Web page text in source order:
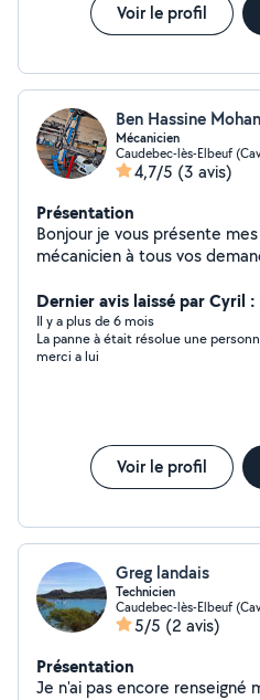
Voir le profil
Ben Hassine
Mécanicien
Caudebec-lès-Elbeuf
4,7/5 (3 avis)
Présentation
Bonjour je vous présente
mécanicien à tous vos
Dernier avis laissé par Cyril
Il y a plus de 6 mois
La panne à était résolue une
merci a lui
Voir le profil
Greg landais
Technicien
Caudebec-lès-Elbeuf
5/5 (2 avis)
Présentation